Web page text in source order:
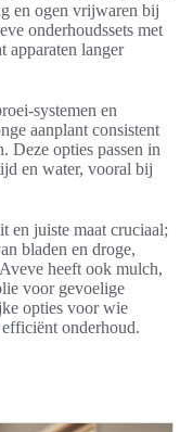
en ogen vrijwaren bij
onderhoudssets met
apparaten langer
systemen en
aanplant consistent
Deze opties passen in
en water, vooral bij
en juiste maat cruciaal;
bladen en droge,
heeft ook mulch,
voor gevoelige
opties voor wie
onderhoud.